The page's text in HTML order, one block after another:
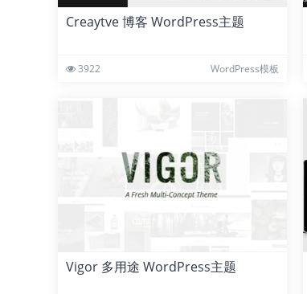
Creaytve 博客 WordPress主题
3922 WordPress模板
Vigor 多用途 WordPress主题